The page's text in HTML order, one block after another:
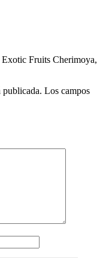
Exotic Fruits Cherimoya,
publicada. Los campos